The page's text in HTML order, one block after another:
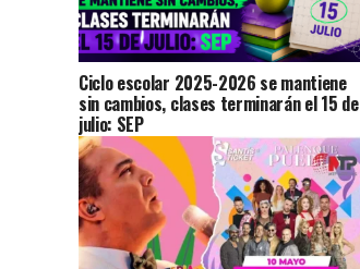
Ciclo escolar 2025-2026 se mantiene
sin cambios, clases terminarán el 15 de
julio: SEP